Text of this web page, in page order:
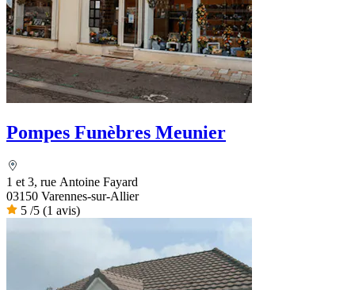
Pompes Funèbres Meunier
1 et 3, rue Antoine Fayard
03150 Varennes-sur-Allier
5 /5 (1 avis)